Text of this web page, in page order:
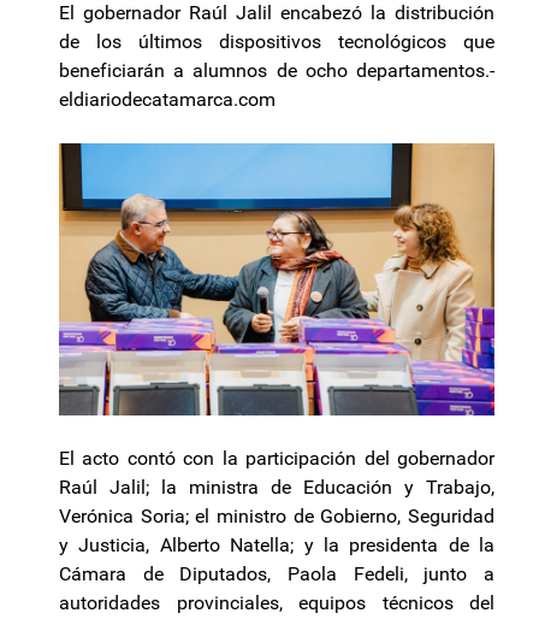
El gobernador Raúl Jalil encabezó la distribución
de los últimos dispositivos tecnológicos que
beneficiarán a alumnos de ocho departamentos.-
eldiariodecatamarca.com
El acto contó con la participación del gobernador
Raúl Jalil; la ministra de Educación y Trabajo,
Verónica Soria; el ministro de Gobierno, Seguridad
y Justicia, Alberto Natella; y la presidenta de la
Cámara de Diputados, Paola Fedeli, junto a
autoridades provinciales, equipos técnicos del